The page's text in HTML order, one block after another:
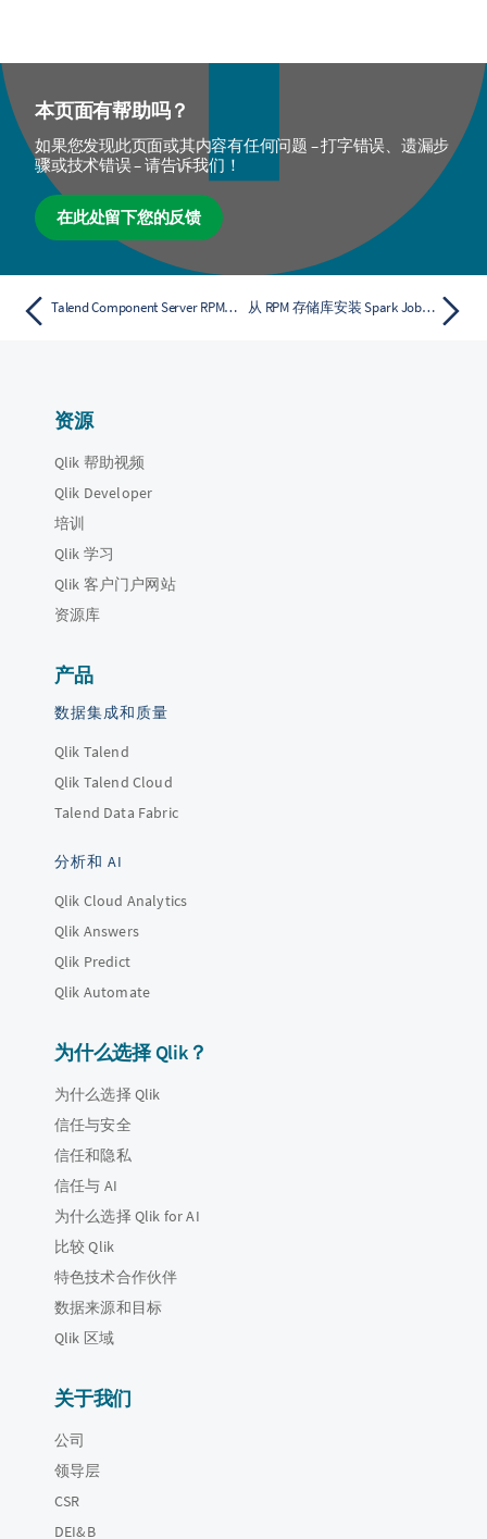
本页面有帮助吗？
如果您发现此页面或其内容有任何问题 – 打字错误、遗漏步
骤或技术错误 – 请告诉我们！
在此处留下您的反馈
Talend Component Server RPM 的目录布局 从 RPM 存储库安装 Spark Job Server
资源
Qlik 帮助视频
Qlik Developer
培训
Qlik 学习
Qlik 客户门户网站
资源库
产品
数据集成和质量
Qlik Talend
Qlik Talend Cloud
Talend Data Fabric
分析和 AI
Qlik Cloud Analytics
Qlik Answers
Qlik Predict
Qlik Automate
为什么选择 Qlik？
为什么选择 Qlik
信任与安全
信任和隐私
信任与 AI
为什么选择 Qlik for AI
比较 Qlik
特色技术合作伙伴
数据来源和目标
Qlik 区域
关于我们
公司
领导层
CSR
DEI&B